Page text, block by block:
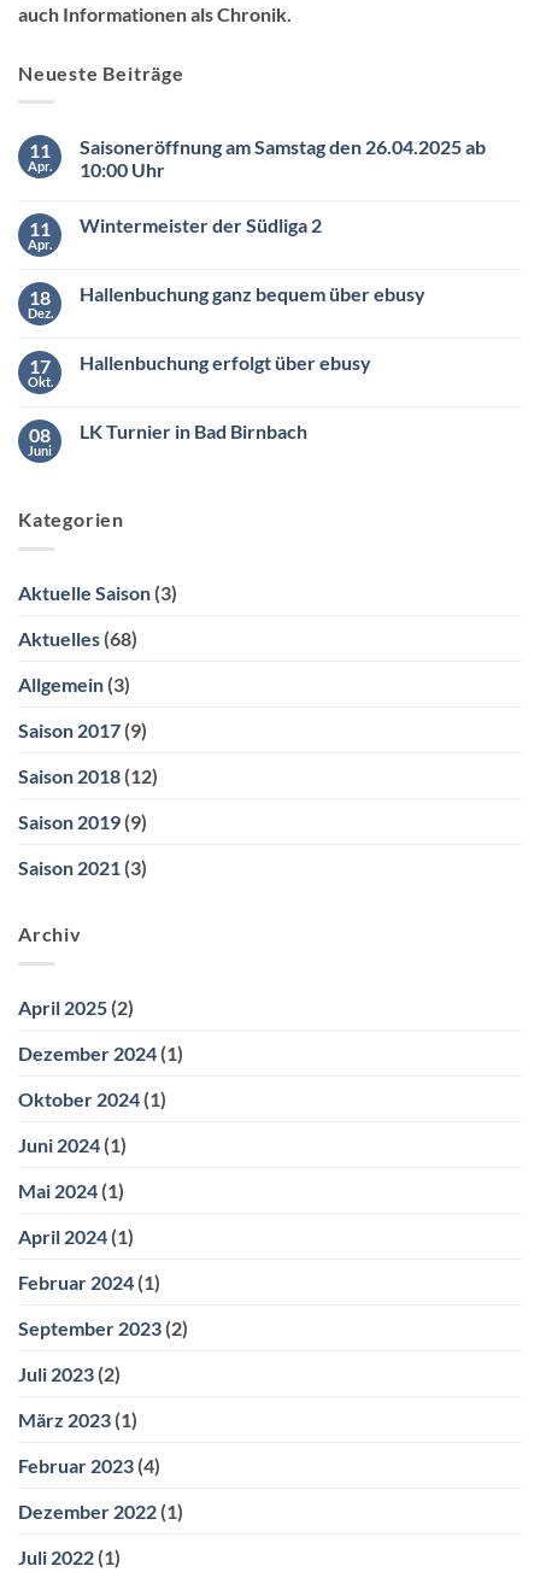
auch Informationen als Chronik.
Neueste Beiträge
11
Apr.
Saisoneröffnung am Samstag den 26.04.2025 ab
10:00 Uhr
zu
den
26.04.2025
11
Apr.
Wintermeister der Südliga 2
Wintermeister
18
Dez.
Hallenbuchung ganz bequem über ebusy
Hallenbuchung
ebusy
17
Okt.
Hallenbuchung erfolgt über ebusy
Hallenbuchung
08
Juni
LK Turnier in Bad Birnbach
Turnier
Kategorien
Aktuelle Saison (3)
Aktuelles (68)
Allgemein (3)
Saison 2017 (9)
Saison 2018 (12)
Saison 2019 (9)
Saison 2021 (3)
Archiv
April 2025 (2)
Dezember 2024 (1)
Oktober 2024 (1)
Juni 2024 (1)
Mai 2024 (1)
April 2024 (1)
Februar 2024 (1)
September 2023 (2)
Juli 2023 (2)
März 2023 (1)
Februar 2023 (4)
Dezember 2022 (1)
Juli 2022 (1)